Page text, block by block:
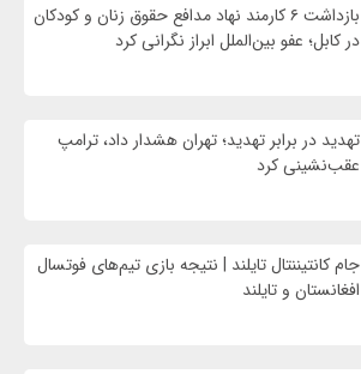
بازداشت ۶ کارمند نهاد مدافع حقوق زنان و کودکان
در کابل؛ عفو بین‌الملل ابراز نگرانی کرد
تهدید در برابر تهدید؛ تهران هشدار داد، ترامپ
عقب‌نشینی کرد
جام کانتیننتال تایلند | نتیجه بازی تیم‌های فوتسال
افغانستان و تایلند